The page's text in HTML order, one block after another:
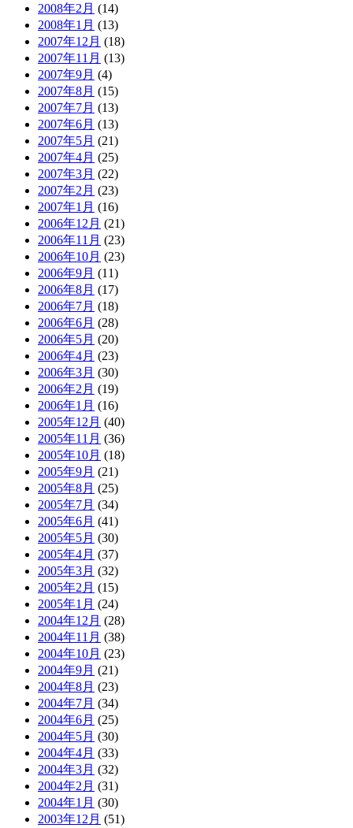
2008年2月 (14)
2008年1月 (13)
2007年12月 (18)
2007年11月 (13)
2007年9月 (4)
2007年8月 (15)
2007年7月 (13)
2007年6月 (13)
2007年5月 (21)
2007年4月 (25)
2007年3月 (22)
2007年2月 (23)
2007年1月 (16)
2006年12月 (21)
2006年11月 (23)
2006年10月 (23)
2006年9月 (11)
2006年8月 (17)
2006年7月 (18)
2006年6月 (28)
2006年5月 (20)
2006年4月 (23)
2006年3月 (30)
2006年2月 (19)
2006年1月 (16)
2005年12月 (40)
2005年11月 (36)
2005年10月 (18)
2005年9月 (21)
2005年8月 (25)
2005年7月 (34)
2005年6月 (41)
2005年5月 (30)
2005年4月 (37)
2005年3月 (32)
2005年2月 (15)
2005年1月 (24)
2004年12月 (28)
2004年11月 (38)
2004年10月 (23)
2004年9月 (21)
2004年8月 (23)
2004年7月 (34)
2004年6月 (25)
2004年5月 (30)
2004年4月 (33)
2004年3月 (32)
2004年2月 (31)
2004年1月 (30)
2003年12月 (51)